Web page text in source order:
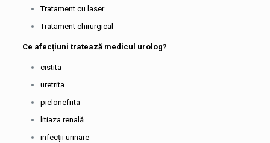
Tratament cu laser
Tratament chirurgical
Ce afecțiuni tratează medicul urolog?
cistita
uretrita
pielonefrita
litiaza renală
infecții urinare